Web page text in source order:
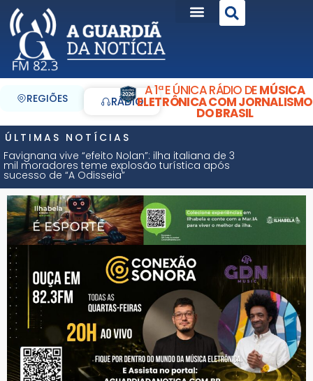
REGIÕES RÁDIO
A 1ª E ÚNICA RÁDIO DEMÚSICA
ELETRÔNICA COM JORNALISMO
DO BRASIL
ÚLTIMAS NOTÍCIAS
Favignana vive “efeito Nolan”: ilha italiana de 3
mil moradores teme explosão turística após
sucesso de “A Odisseia”